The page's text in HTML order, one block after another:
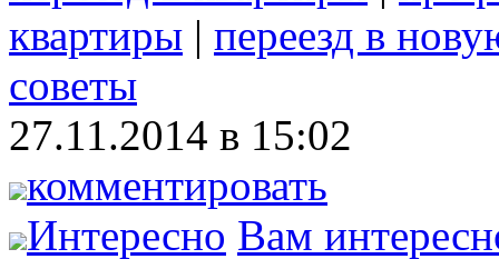
квартиры | переезд в
советы
27.11.2014 в 15:02
комментировать
Интересно Вам